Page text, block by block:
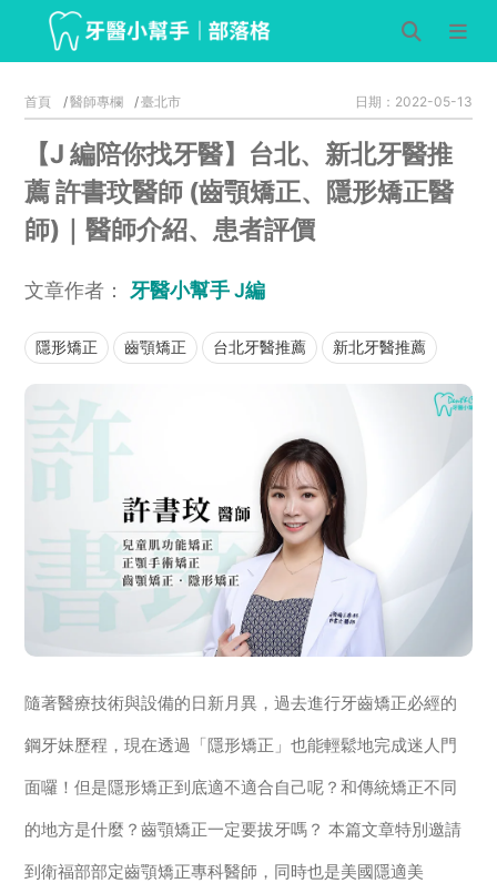
首頁 醫師專欄 臺北市 日期：2022-05-13
【J 編陪你找牙醫】台北、新北牙醫推
薦 許書玟醫師 (齒顎矯正、隱形矯正醫
師)｜醫師介紹、患者評價
文章作者： 牙醫小幫手 J編
隱形矯正 齒顎矯正 台北牙醫推薦 新北牙醫推薦
隨著醫療技術與設備的日新月異，過去進行牙齒矯正必經的
鋼牙妹歷程，現在透過「隱形矯正」也能輕鬆地完成迷人門
面囉！但是隱形矯正到底適不適合自己呢？和傳統矯正不同
的地方是什麼？齒顎矯正一定要拔牙嗎？ 本篇文章特別邀請
到衛福部部定齒顎矯正專科醫師，同時也是美國隱適美